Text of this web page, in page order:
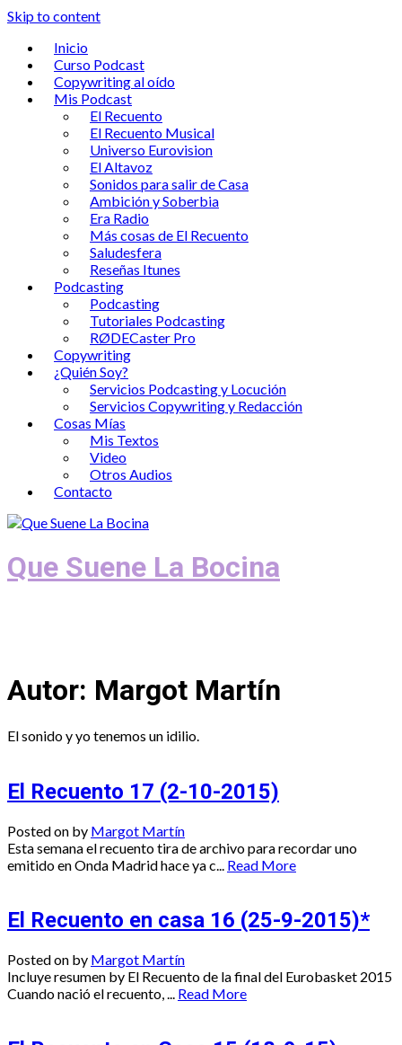
Skip to content
Inicio
Curso Podcast
Copywriting al oído
Mis Podcast
El Recuento
El Recuento Musical
Universo Eurovision
El Altavoz
Sonidos para salir de Casa
Ambición y Soberbia
Era Radio
Más cosas de El Recuento
Saludesfera
Reseñas Itunes
Podcasting
Podcasting
Tutoriales Podcasting
RØDECaster Pro
Copywriting
¿Quién Soy?
Servicios Podcasting y Locución
Servicios Copywriting y Redacción
Cosas Mías
Mis Textos
Video
Otros Audios
Contacto
Que Suene La Bocina
Autor: Margot Martín
El sonido y yo tenemos un idilio.
El Recuento 17 (2-10-2015)
Posted on by Margot Martín
Esta semana el recuento tira de archivo para recordar uno
emitido en Onda Madrid hace ya c...
Read More
El Recuento en casa 16 (25-9-2015)*
Posted on by Margot Martín
Incluye resumen by El Recuento de la final del Eurobasket 2015
Cuando nació el recuento, ... Read More